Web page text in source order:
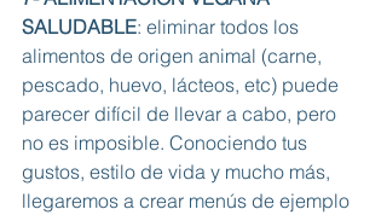
SALUDABLE: eliminar todos los
alimentos de origen animal (carne,
pescado, huevo, lácteos, etc) puede
parecer difícil de llevar a cabo, pero
no es imposible. Conociendo tus
gustos, estilo de vida y mucho más,
llegaremos a crear menús de ejemplo